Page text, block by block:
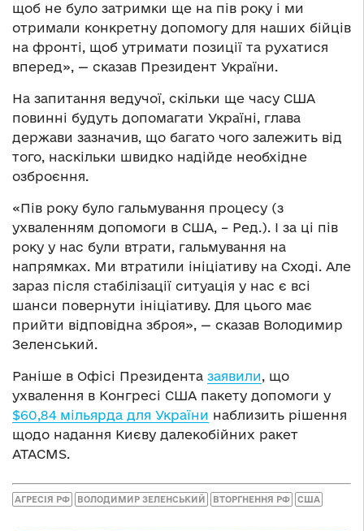
щоб не було затримки ще на пів року і ми
отримали конкретну допомогу для наших бійців
на фронті, щоб утримати позиції та рухатися
вперед», — сказав Президент України.
На запитання ведучої, скільки ще часу США
повинні будуть допомагати Україні, глава
держави зазначив, що багато чого залежить від
того, наскільки швидко надійде необхідне
озброєння.
«Пів року було гальмування процесу (з
ухваленням допомоги в США, – Ред.). І за ці пів
року у нас були втрати, гальмування на
напрямках. Ми втратили ініціативу на Сході. Але
зараз після стабілізації ситуація у нас є всі
шанси повернути ініціативу. Для цього має
прийти відповідна зброя», — сказав Володимир
Зеленський.
Раніше в Офісі Президента заявили, що
ухвалення в Конгресі США пакету допомоги у
$60,84 мільярда для України наблизить рішення
щодо надання Києву далекобійних ракет
ATACMS.
АГРЕСІЯ РФ ВОЛОДИМИР ЗЕЛЕНСЬКИЙ ВТОРГНЕННЯ РФ США